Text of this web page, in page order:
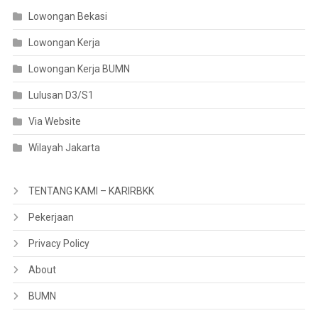
Lowongan Bekasi
Lowongan Kerja
Lowongan Kerja BUMN
Lulusan D3/S1
Via Website
Wilayah Jakarta
TENTANG KAMI – KARIRBKK
Pekerjaan
Privacy Policy
About
BUMN